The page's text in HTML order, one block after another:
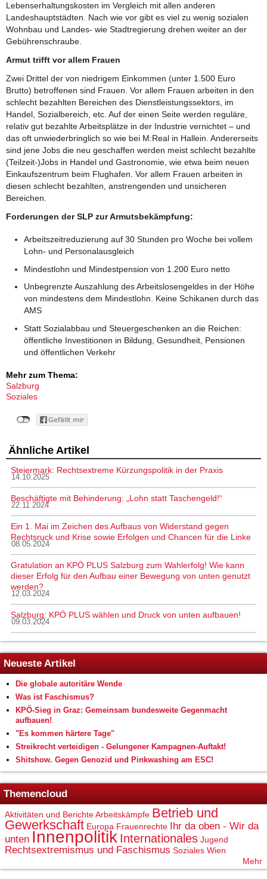
Lebenserhaltungskosten im Vergleich mit allen anderen
Landeshauptstädten. Nach wie vor gibt es viel zu wenig sozialen
Wohnbau und Landes- wie Stadtregierung drehen weiter an der
Gebührenschraube.
Armut trifft vor allem Frauen
Zwei Drittel der von niedrigem Einkommen (unter 1.500 Euro
Brutto) betroffenen sind Frauen. Vor allem Frauen arbeiten in den
schlecht bezahlten Bereichen des Dienstleistungssektors, im
Handel, Sozialbereich, etc. Auf der einen Seite werden reguläre,
relativ gut bezahlte Arbeitsplätze in der Industrie vernichtet – und
das oft unwiederbringlich so wie bei M:Real in Hallein. Andererseits
sind jene Jobs die neu geschaffen werden meist schlecht bezahlte
(Teilzeit-)Jobs in Handel und Gastronomie, wie etwa beim neuen
Einkaufszentrum beim Flughafen. Vor allem Frauen arbeiten in
diesen schlecht bezahlten, anstrengenden und unsicheren
Bereichen.
Forderungen der SLP zur Armutsbekämpfung:
Arbeitszeitreduzierung auf 30 Stunden pro Woche bei vollem
Lohn- und Personalausgleich
Mindestlohn und Mindestpension von 1.200 Euro netto
Unbegrenzte Auszahlung des Arbeitslosengeldes in der Höhe
von mindestens dem Mindestlohn. Keine Schikanen durch das
AMS
Statt Sozialabbau und Steuergeschenken an die Reichen:
öffentliche Investitionen in Bildung, Gesundheit, Pensionen
und öffentlichen Verkehr
Mehr zum Thema:
Salzburg
Soziales
Ähnliche Artikel
Steiermark: Rechtsextreme Kürzungspolitik in der Praxis
14.10.2025
Beschäftigte mit Behinderung: „Lohn statt Taschengeld!“
22.11.2024
Ein 1. Mai im Zeichen des Aufbaus von Widerstand gegen
Rechtsruck und Krise sowie Erfolgen und Chancen für die Linke
08.05.2024
Gratulation an KPÖ PLUS Salzburg zum Wahlerfolg! Wie kann
dieser Erfolg für den Aufbau einer Bewegung von unten genutzt
werden?
12.03.2024
Salzburg: KPÖ PLUS wählen und Druck von unten aufbauen!
09.03.2024
Neueste Artikel
Die globale autoritäre Wende
Was ist Faschismus?
KPÖ-Sieg in Graz: Gemeinsam bundesweite Gegenmacht
aufbauen!
"Es kommen härtere Tage"
Streikrecht verteidigen - Gelungener Kampagnen-Auftakt!
Shitshow. Gegen Genozid und Pinkwashing am ESC!
Themencloud
Aktivitäten und BerichteArbeitskämpfe Betrieb und
Gewerkschaft Europa Frauenrechte Ihr da oben - Wir da
unten Innenpolitik Internationales Jugend
Rechtsextremismus und Faschismus Soziales Wien
Mehr